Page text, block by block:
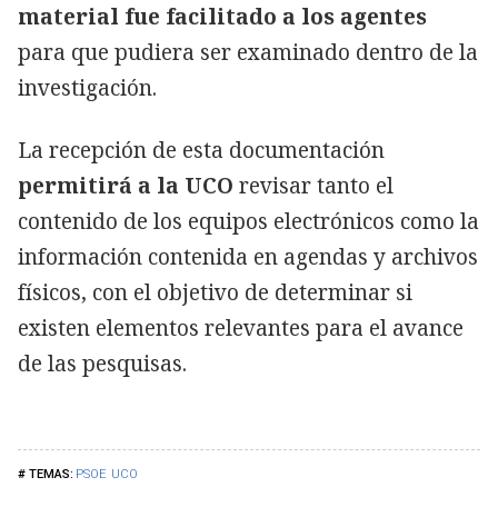
PSOE UCO
material fue facilitado a los agentes
para que pudiera ser examinado dentro de la
investigación.
La recepción de esta documentación
permitirá a la UCO revisar tanto el
contenido de los equipos electrónicos como la
información contenida en agendas y archivos
físicos, con el objetivo de determinar si
existen elementos relevantes para el avance
de las pesquisas.